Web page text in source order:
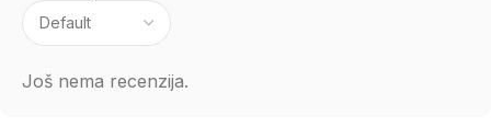
Još nema recenzija.